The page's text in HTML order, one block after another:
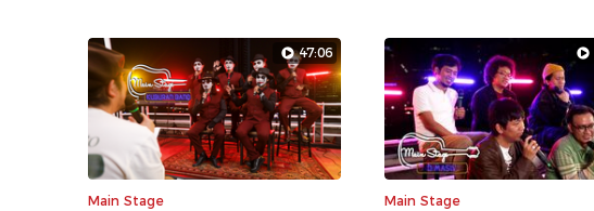
47:06
Main Stage Main Stage